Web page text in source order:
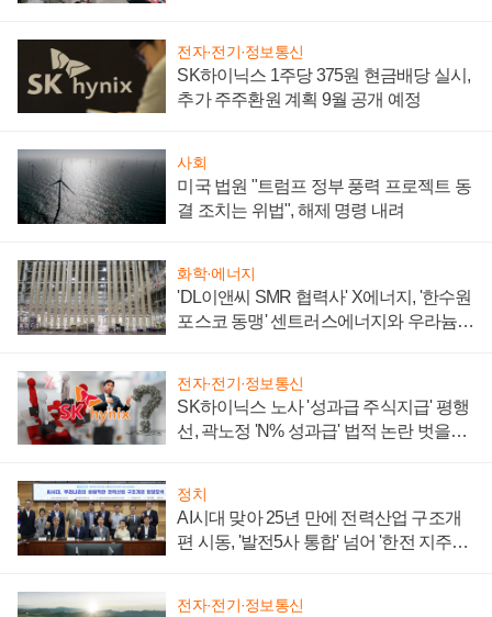
전자·전기·정보통신
SK하이닉스 1주당 375원 현금배당 실시,
추가 주주환원 계획 9월 공개 예정
사회
미국 법원 "트럼프 정부 풍력 프로젝트 동
결 조치는 위법", 해제 명령 내려
화학·에너지
'DL이앤씨 SMR 협력사' X에너지, '한수원
포스코 동맹' 센트러스에너지와 우라늄
전자·전기·정보통신
SK하이닉스 노사 '성과급 주식지급' 평행
선, 곽노정 'N% 성과급' 법적 논란 벗을지
정치
AI시대 맞아 25년 만에 전력산업 구조개
편 시동, '발전5사 통합' 넘어 '한전 지주사'
전자·전기·정보통신